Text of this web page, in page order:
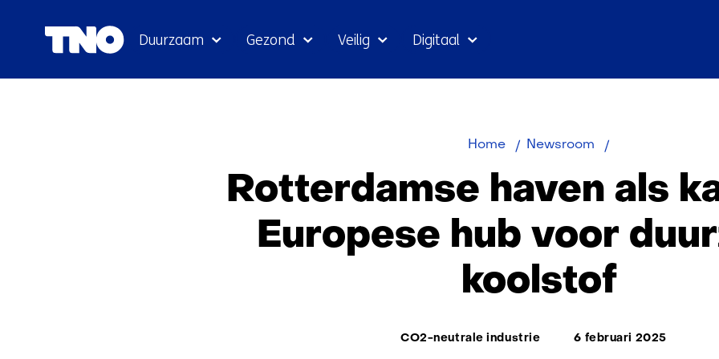
Duurzaam Gezond Veilig Digitaal
Home Newsroom
als
Europese
voor
duurzame
Rotterdamse haven als
Europese hub voor
koolstof
Thema:
CO2-neutrale industrie 6 februari 2025